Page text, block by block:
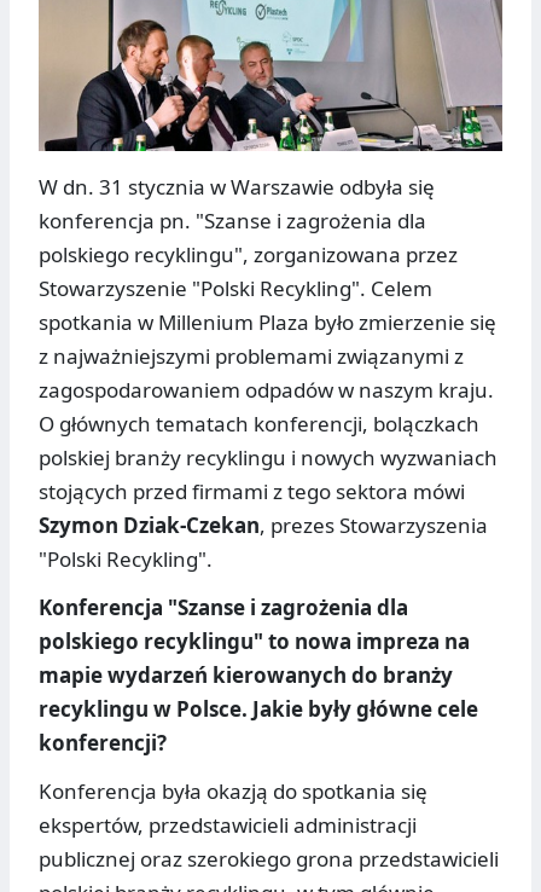
W dn. 31 stycznia w Warszawie odbyła się
konferencja pn. "Szanse i zagrożenia dla
polskiego recyklingu", zorganizowana przez
Stowarzyszenie "Polski Recykling". Celem
spotkania w Millenium Plaza było zmierzenie się
z najważniejszymi problemami związanymi z
zagospodarowaniem odpadów w naszym kraju.
O głównych tematach konferencji, bolączkach
polskiej branży recyklingu i nowych wyzwaniach
stojących przed firmami z tego sektora mówi
Szymon Dziak-Czekan, prezes Stowarzyszenia
"Polski Recykling".
Konferencja "Szanse i zagrożenia dla
polskiego recyklingu" to nowa impreza na
mapie wydarzeń kierowanych do branży
recyklingu w Polsce. Jakie były główne cele
konferencji?
Konferencja była okazją do spotkania się
ekspertów, przedstawicieli administracji
publicznej oraz szerokiego grona przedstawicieli